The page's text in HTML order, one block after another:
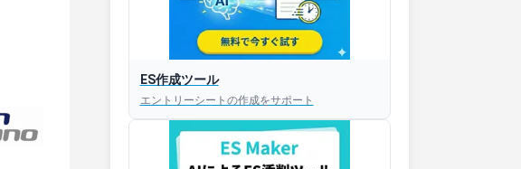
ES作成ツール
エントリーシートの作成をサポート